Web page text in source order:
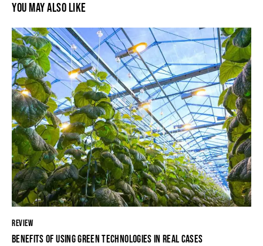
YOU MAY ALSO LIKE
REVIEW
BENEFITS OF USING GREEN TECHNOLOGIES IN REAL CASES